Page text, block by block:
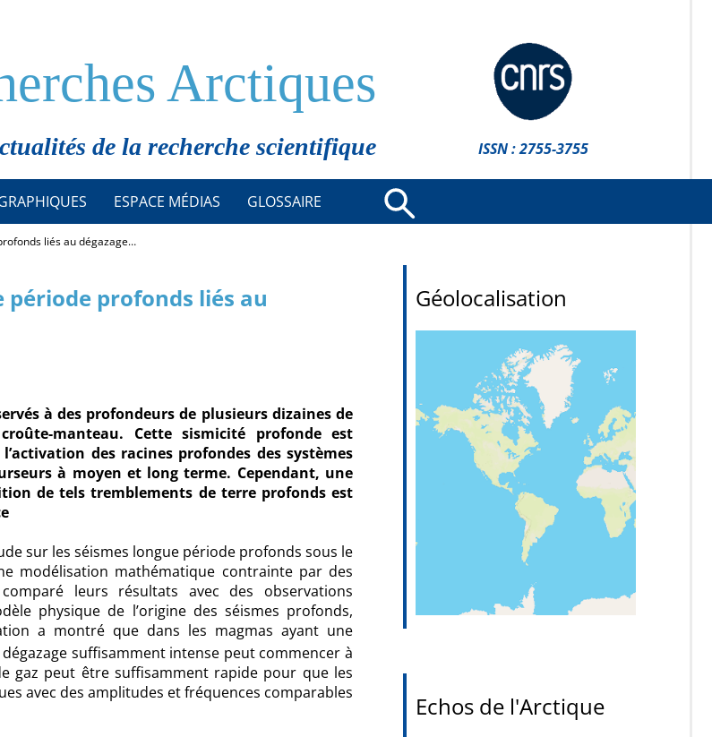
Arctiques
de la recherche scientifique ISSN : 2755-3755
ESPACE MÉDIAS GLOSSAIRE
liés au dégazage…
profonds liés au
à des profondeurs de plusieurs dizaines de
manteau. Cette sismicité profonde est
des racines profondes des systèmes
à moyen et long terme. Cependant, une
de tels tremblements de terre profonds est
sur les séismes longue période profonds sous le
modélisation mathématique contrainte par des
leurs résultats avec des observations
physique de l’origine des séismes profonds,
a montré que dans les magmas ayant une
suffisamment intense peut commencer à
gaz peut être suffisamment rapide pour que les
avec des amplitudes et fréquences comparables
Géolocalisation
Echos de l'Arctique